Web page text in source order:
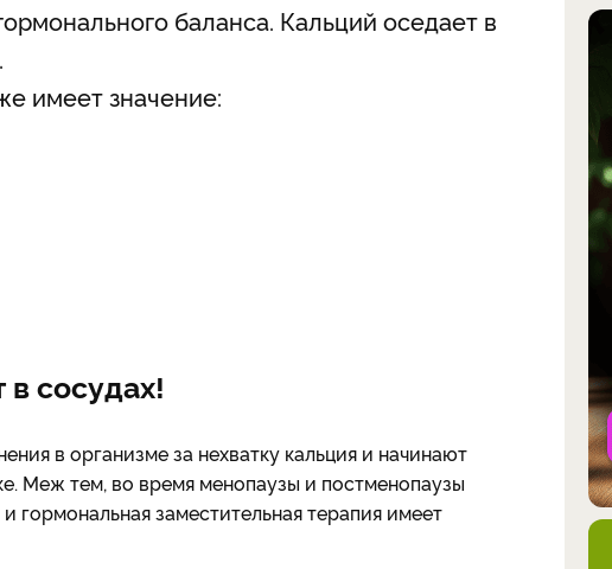
баланса. Кальций оседает в
имеет значение:
сосудах!
в организме за нехватку кальция и начинают
Меж тем, во время менопаузы и постменопаузы
гормональная заместительная терапия имеет